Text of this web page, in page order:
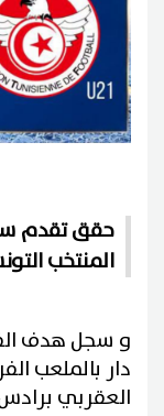
حقق تقدم
المنتخب التونسي تحت
و سجل هدف
دار بالملعب
العقربي